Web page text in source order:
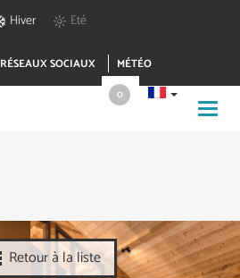
Hiver Eté
RÉSEAUX SOCIAUX MÉTÉO
0
Retour à la liste